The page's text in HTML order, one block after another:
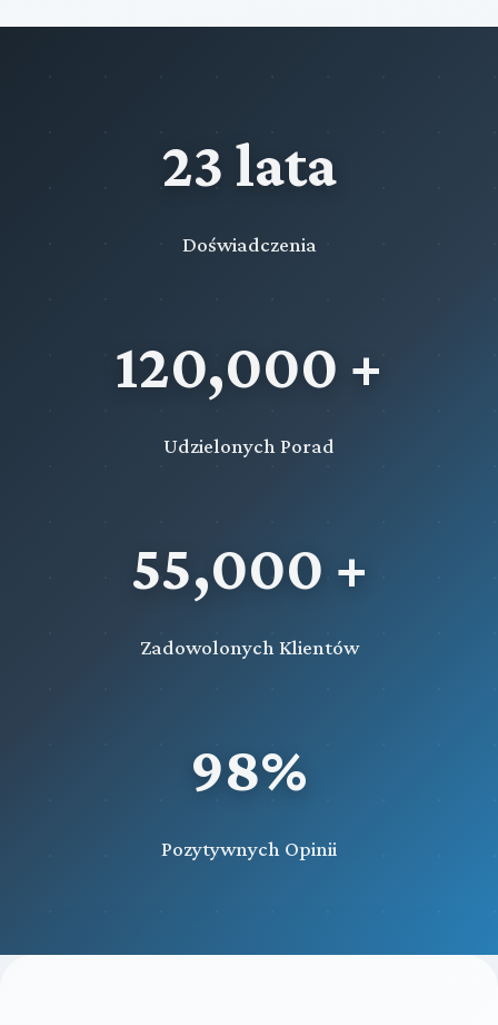
23 lata
Doświadczenia
120,000 +
Udzielonych Porad
55,000 +
Zadowolonych Klientów
98%
Pozytywnych Opinii